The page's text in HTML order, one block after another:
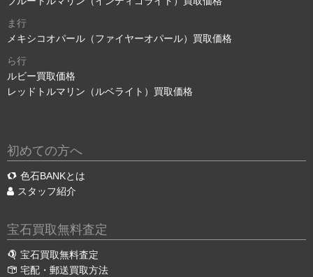
ま行
メキシコオパール（ファイヤーオパール）買取価格
ら行
ルビー買取価格
レッドトルマリン（ルベライト）買取価格
初めての方へ
色石BANKとは
スタッフ紹介
宝石買取無料査定
宝石買取無料査定
宅配・郵送買取方法